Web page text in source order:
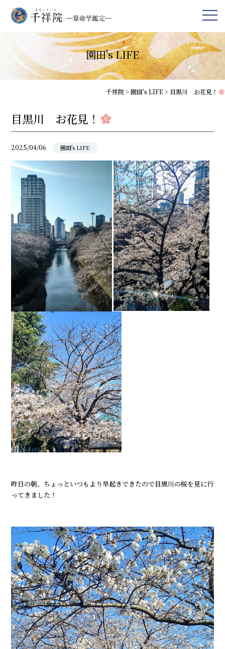
園田's LIFE
千祥院>園田's LIFE> 目黒川 お花見！
目黒川 お花見！
2025/04/06 園田's LIFE
昨日の朝、ちょっといつもより早起きできたので目黒川の桜を見に行
ってきました！